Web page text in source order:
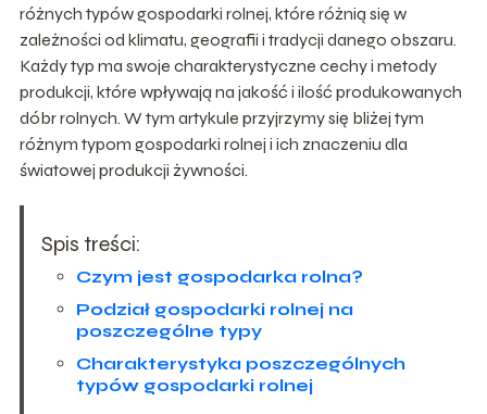
różnych typów gospodarki rolnej, które różnią się w
zależności od klimatu, geografii i tradycji danego obszaru.
Każdy typ ma swoje charakterystyczne cechy i metody
produkcji, które wpływają na jakość i ilość produkowanych
dóbr rolnych. W tym artykule przyjrzymy się bliżej tym
różnym typom gospodarki rolnej i ich znaczeniu dla
światowej produkcji żywności.
Spis treści:
Czym jest gospodarka rolna?
Podział gospodarki rolnej na
poszczególne typy
Charakterystyka poszczególnych
typów gospodarki rolnej